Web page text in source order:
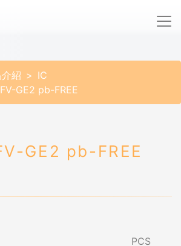
紹
IC
GE2 pb-FREE
GE2 pb-FREE
PCS